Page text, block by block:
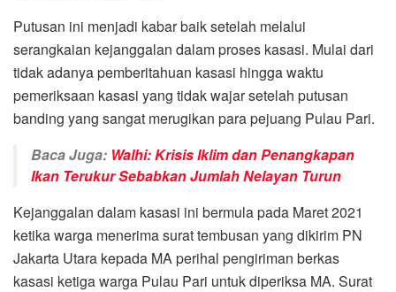
Putusan ini menjadi kabar baik setelah melalui
serangkaian kejanggalan dalam proses kasasi. Mulai dari
tidak adanya pemberitahuan kasasi hingga waktu
pemeriksaan kasasi yang tidak wajar setelah putusan
banding yang sangat merugikan para pejuang Pulau Pari.
Baca Juga: Walhi: Krisis Iklim dan Penangkapan
Ikan Terukur Sebabkan Jumlah Nelayan Turun
Kejanggalan dalam kasasi ini bermula pada Maret 2021
ketika warga menerima surat tembusan yang dikirim PN
Jakarta Utara kepada MA perihal pengiriman berkas
kasasi ketiga warga Pulau Pari untuk diperiksa MA. Surat